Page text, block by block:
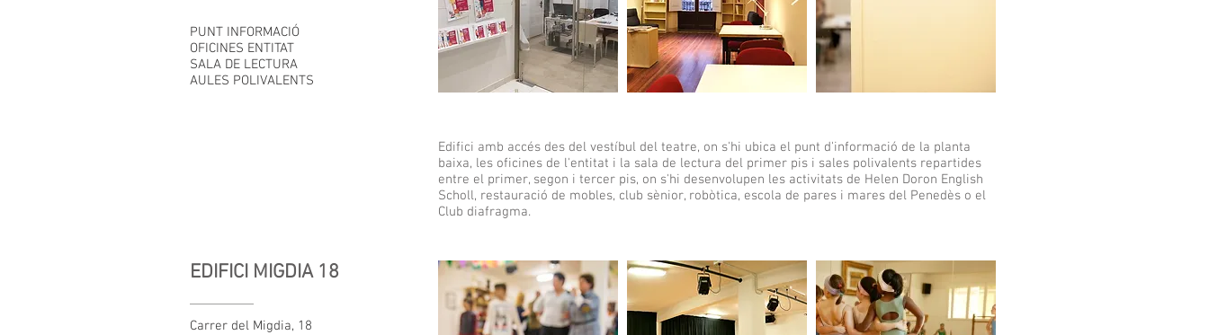
PUNT INFORMACIÓ
OFICINES ENTITAT
SALA DE LECTURA
AULES POLIVALENTS
Edifici amb accés des del vestíbul del teatre, on s'hi ubica el punt d'informació de la planta
baixa, les oficines de l'entitat i la sala de lectura del primer pis i sales polivalents repartides
entre el primer, segon i tercer pis, on s'hi desenvolupen les activitats de Helen Doron English
Scholl, restauració de mobles, club sènior, robòtica, escola de pares i mares del Penedès o el
Club diafragma.
EDIFICI MIGDIA 18
Carrer del Migdia, 18